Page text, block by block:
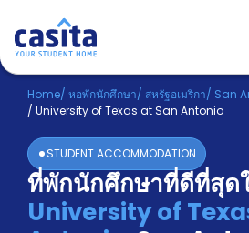
Home TH USD
เข้าสู่
ระบบ
Booking
Accommodation
About
Home/ หอพักนักศึกษา/ สหรัฐอเมริกา/ San
/ University of Texas at San Antonio
STUDENT ACCOMMODATION
ที่พักนักศึกษาที่ดีที่สุด
University of